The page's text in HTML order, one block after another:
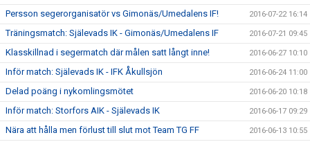
Persson segerorganisatör vs Gimonäs/Umedalens IF! 2016-07-22 16:14
Träningsmatch: Själevads IK - Gimonäs/Umedalens IF 2016-07-21 09:45
Klasskillnad i segermatch där målen satt långt inne! 2016-06-27 10:10
Inför match: Själevads IK - IFK Åkullsjön 2016-06-24 11:00
Delad poäng i nykomlingsmötet 2016-06-20 10:18
Inför match: Storfors AIK - Själevads IK 2016-06-17 09:29
Nära att hålla men förlust till slut mot Team TG FF 2016-06-13 10:55